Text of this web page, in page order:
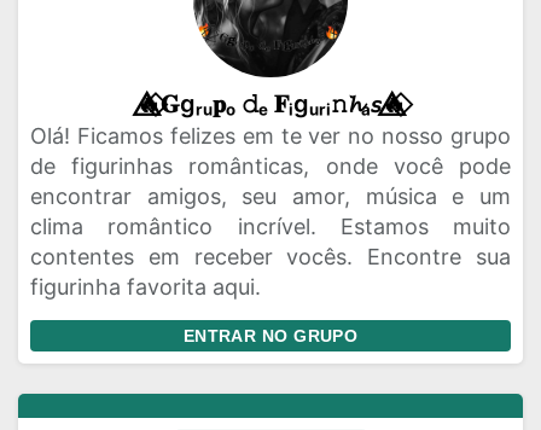
🔥⃟⃤𝐆gᵣᵤ𝐩ₒ 𝚍ₑ 𝐅ᵢgᵤᵣᵢ𝚗𝓱ₐ𝘴🔥⃟⃤
Olá! Ficamos felizes em te ver no nosso grupo
de figurinhas românticas, onde você pode
encontrar amigos, seu amor, música e um
clima romântico incrível. Estamos muito
contentes em receber vocês. Encontre sua
figurinha favorita aqui.
ENTRAR NO GRUPO